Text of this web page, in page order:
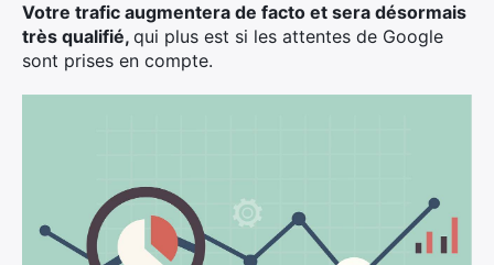
Votre trafic augmentera de facto et sera désormais
très qualifié, qui plus est si les attentes de Google
sont prises en compte.
×